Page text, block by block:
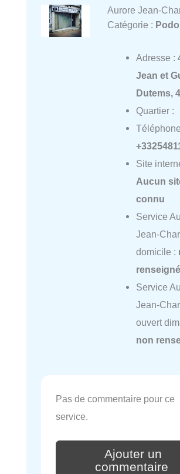
Aurore Jean-
Catégorie :
Adresse :
Jean et
Dutems,
Quartier :
Site
Aucun
connu
Service
Jean-
domicile :
renseigné
Service
Jean-
ouvert
non
Pas de commentaire pour ce
service.
Ajouter un
commentaire